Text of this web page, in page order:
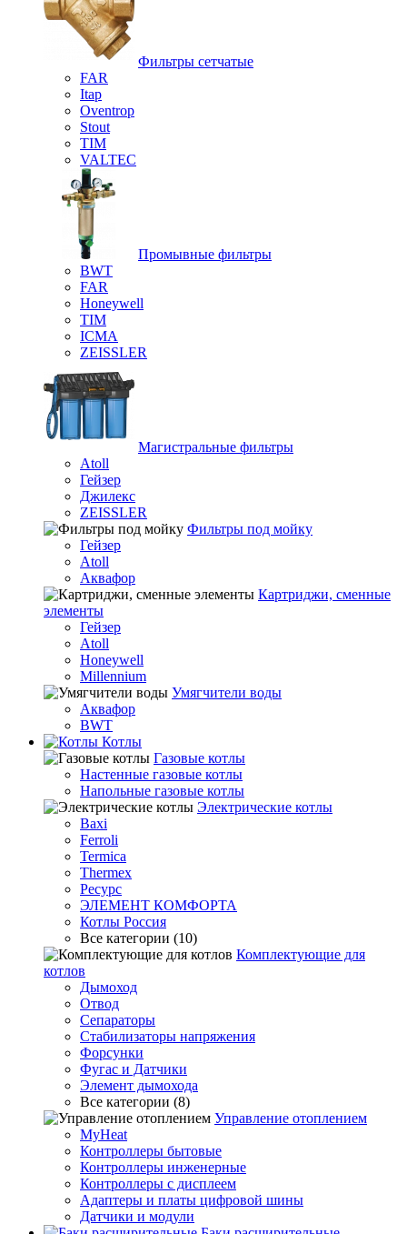
Фильтры сетчатые
FAR
Itap
Oventrop
Stout
TIM
VALTEC
Промывные фильтры
BWT
FAR
Honeywell
TIM
ICMA
ZEISSLER
Магистральные фильтры
Atoll
Гейзер
Джилекс
ZEISSLER
Фильтры под мойку
Гейзер
Atoll
Аквафор
Картриджи, сменные
элементы
Гейзер
Atoll
Honeywell
Millennium
Умягчители воды
Аквафор
BWT
Котлы
Гaзовые котлы
Настенные газовые котлы
Напольные газовые котлы
Электрические котлы
Baxi
Ferroli
Termica
Thermex
Ресурс
ЭЛЕМЕНТ КОМФОРТА
Котлы Россия
Все категории (10)
Комплектующие для
котлов
Дымоход
Отвод
Сепараторы
Стабилизаторы напряжения
Форсунки
Фугас и Датчики
Элемент дымохода
Все категории (8)
Управление отоплением
MyHeat
Контроллеры бытовые
Контроллеры инженерные
Контроллеры с дисплеем
Адаптеры и платы цифровой шины
Датчики и модули